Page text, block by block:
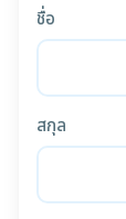
ชื่อ
สกุล